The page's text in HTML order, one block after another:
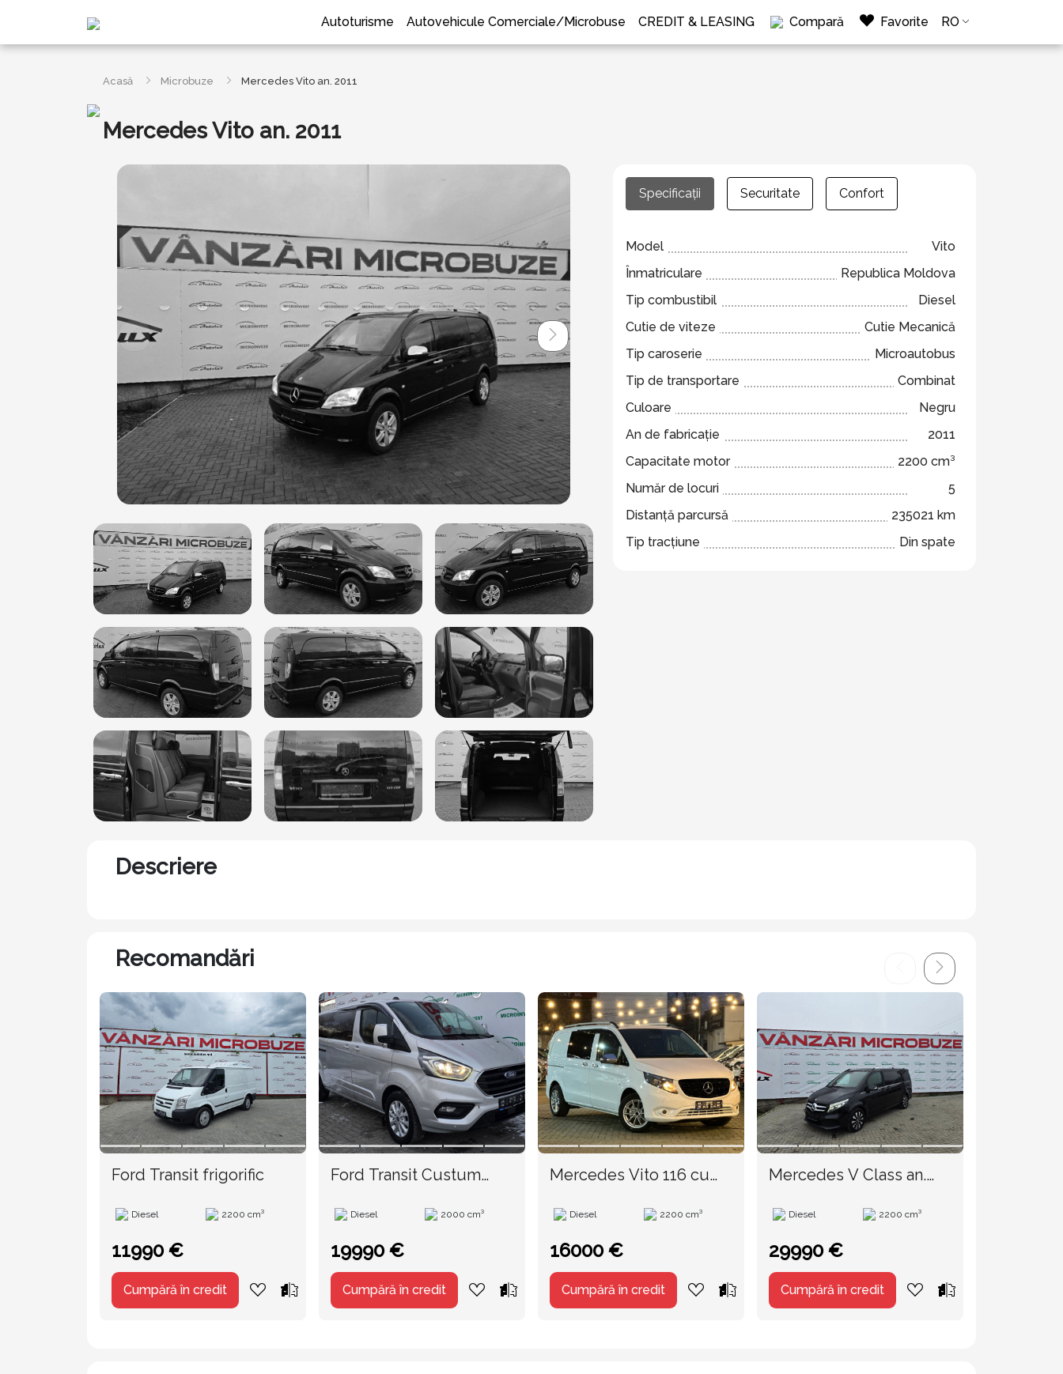
Autoturisme Autovehicule Comerciale/Microbuse CREDIT & LEASING Compară Favorite RO
Acasă Microbuze Mercedes Vito an. 2011
Mercedes Vito an. 2011
Specificații Securitate Confort
Model
Vito
Înmatriculare
Republica Moldova
Tip combustibil
Diesel
Cutie de viteze
Cutie Mecanică
Tip caroserie
Microautobus
Tip de transportare
Combinat
Culoare
Negru
An de fabricație
2011
Capacitate motor
2200 cm³
Număr de locuri
5
Distanță parcursă
235021 km
Tip tracțiune
Din spate
Descriere
Recomandări
Ford Transit frigorific
Diesel 2200 cm³
11990 €
Cumpără în credit
Ford Transit Custum
Diesel 2000 cm³
19990 €
Cumpără în credit
Mercedes Vito 116 cu
Diesel 2200 cm³
16000 €
Cumpără în credit
Mercedes V Class an.
Diesel 2200 cm³
29990 €
Cumpără în credit